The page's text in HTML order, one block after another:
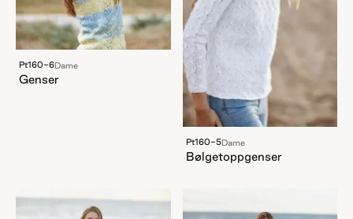
Pt160-6Dame
Genser
Pt160-5Dame
Bølgetoppgenser